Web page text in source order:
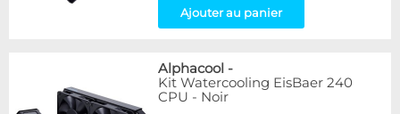
2
Articles en promotions
Ajouter au panier
Alphacool -
Kit Watercooling EisBaer 240
CPU - Noir